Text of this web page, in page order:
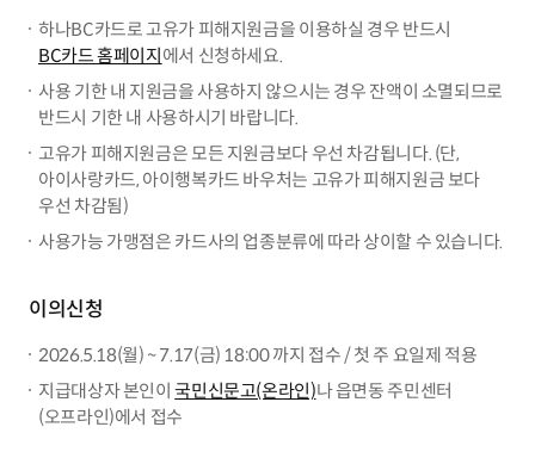
하나BC카드로 고유가 피해지원금을 이용하실 경우 반드시
BC카드 홈페이지에서 신청하세요.
사용 기한 내 지원금을 사용하지 않으시는 경우 잔액이 소멸되므로
반드시 기한 내 사용하시기 바랍니다.
고유가 피해지원금은 모든 지원금보다 우선 차감됩니다. (단,
아이사랑카드, 아이행복카드 바우처는 고유가 피해지원금 보다
우선 차감됨)
사용가능 가맹점은 카드사의 업종분류에 따라 상이할 수 있습니다.
이의신청
2026.5.18(월) ~ 7.17(금) 18:00 까지 접수 / 첫 주 요일제 적용
지급대상자 본인이국민신문고(온라인)나 읍면동 주민센터
(오프라인)에서 접수